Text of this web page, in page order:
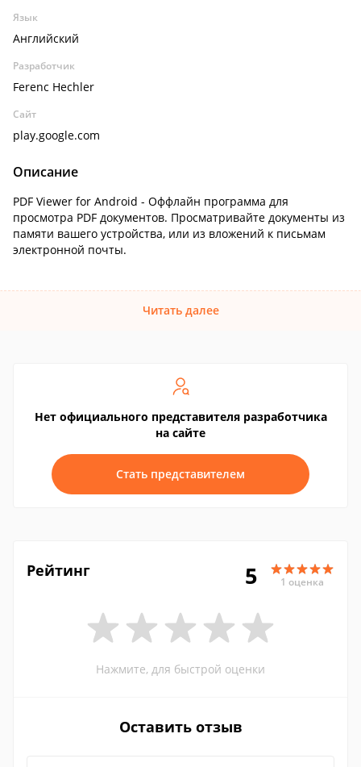
Язык
Английский
Разработчик
Ferenc Hechler
Сайт
play.google.com
Описание
PDF Viewer for Android - Оффлайн программа для
просмотра PDF документов. Просматривайте документы из
памяти вашего устройства, или из вложений к письмам
электронной почты.
Читать далее
Нет официального представителя разработчика
на сайте
Стать представителем
Рейтинг 5 1 оценка
Нажмите, для быстрой оценки
Оставить отзыв